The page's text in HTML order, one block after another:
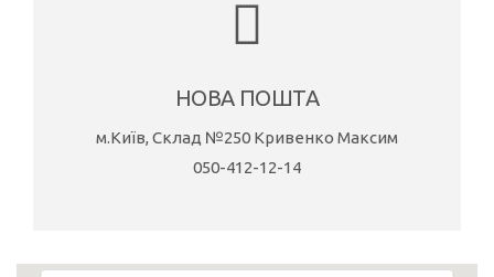
НОВА ПОШТА
м.Київ, Склад №250 Кривенко Максим
050-412-12-14